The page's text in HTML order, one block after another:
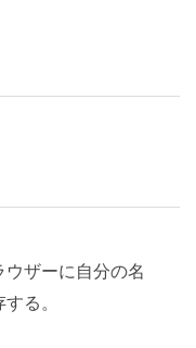
ザーに自分の名
る。